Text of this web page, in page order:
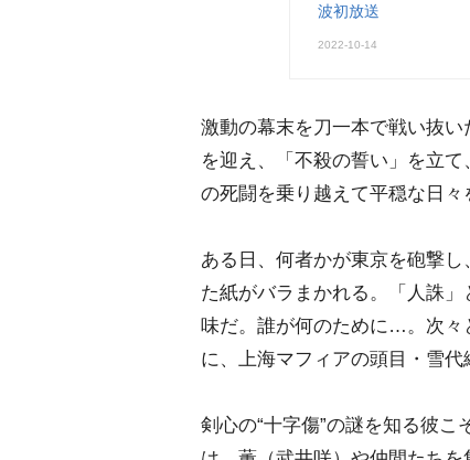
波初放送
2022-10-14
激動の幕末を刀一本で戦い抜
を迎え、「不殺の誓い」を立
の死闘を乗り越えて平穏な日々
ある日、何者かが東京を砲撃
た紙がバラまかれる。「人誅
味だ。誰が何のために…。次々
に、上海マフィアの頭目・雪代
剣心の“十字傷”の謎を知る彼